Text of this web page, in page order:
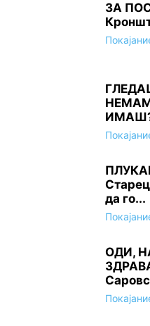
ЗА
да го...
ОДИ,